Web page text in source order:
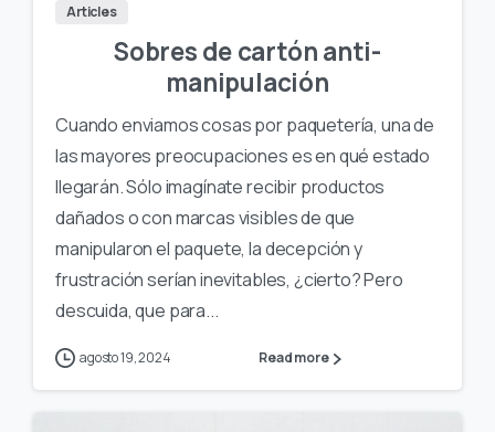
Articles
Sobres de cartón anti-
manipulación
Cuando enviamos cosas por paquetería, una de
las mayores preocupaciones es en qué estado
llegarán. Sólo imagínate recibir productos
dañados o con marcas visibles de que
manipularon el paquete, la decepción y
frustración serían inevitables, ¿cierto? Pero
descuida, que para...
agosto 19, 2024 Read more